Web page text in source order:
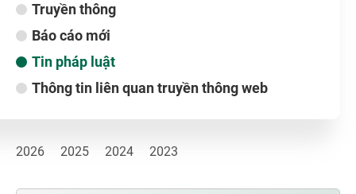
Truyền thông
Báo cáo mới
Tin pháp luật
Thông tin liên quan truyền thông web
2026 2025 2024 2023